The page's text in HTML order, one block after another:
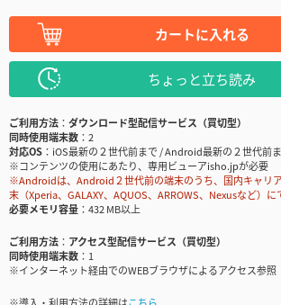
カートに入れる
ちょっと立ち読み
ご利用方法
ダウンロード型配信サービス（買切型）
同時使用端末数
2
対応OS
iOS最新の２世代前まで / Android最新の２世代前
※コンテンツの使用にあたり、専用ビューアisho.jpが必要
※Androidは、Android２世代前の端末のうち、国内キャリ
末（Xperia、GALAXY、AQUOS、ARROWS、Nexusなど）
必要メモリ容量
432 MB以上
ご利用方法
アクセス型配信サービス（買切型）
同時使用端末数
1
※インターネット経由でのWEBブラウザによるアクセス参照